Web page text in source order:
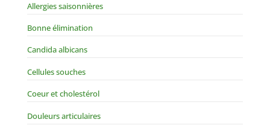
Allergies saisonnières
Bonne élimination
Candida albicans
Cellules souches
Coeur et cholestérol
Douleurs articulaires